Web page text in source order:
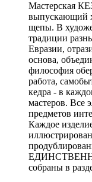
Мастерская
выпускающий
щепы. В
традиции
Евразии,
основа,
философия
работа,
кедра - в
мастеров. Все
предметов
Каждое
собраны в